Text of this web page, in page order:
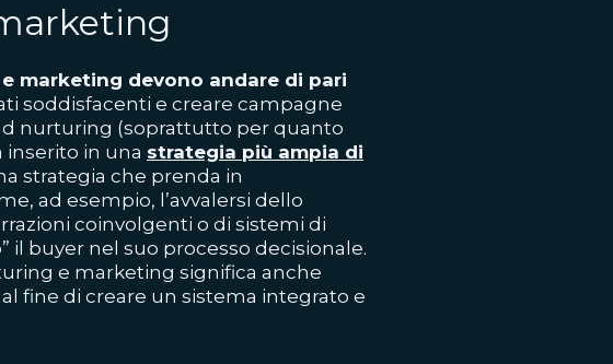
marketing devono andare di pari
soddisfacenti e creare campagne
nurturing (soprattutto per quanto
inserito in una strategia più ampia di
strategia che prenda in
ad esempio, l’avvalersi dello
coinvolgenti o di sistemi di
buyer nel suo processo decisionale.
e marketing significa anche
fine di creare un sistema integrato e